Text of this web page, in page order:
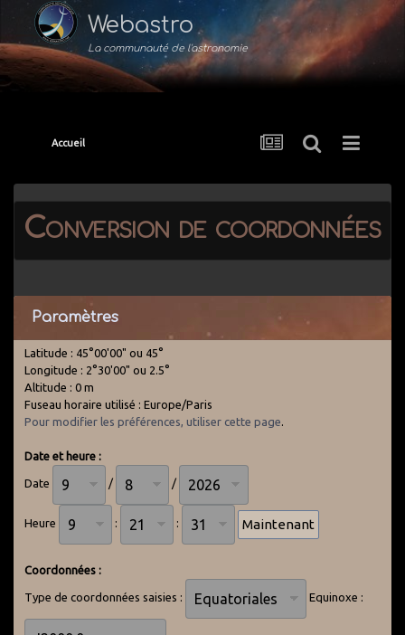
Webastro
La communauté de l'astronomie
Accueil
Conversion de coordonnées
Paramètres
Latitude : 45°00'00" ou 45°
Longitude : 2°30'00" ou 2.5°
Altitude : 0 m
Fuseau horaire utilisé : Europe/Paris
Pour modifier les préférences, utiliser cette page.
Date et heure :
Date / /
Heure : :
Coordonnées :
Type de coordonnées saisies : Equinoxe :